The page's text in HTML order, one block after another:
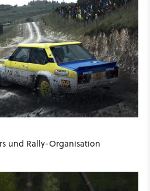
und Rally-Organisation